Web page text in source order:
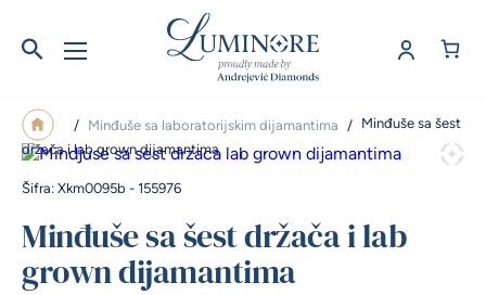
/ Minđuše sa laboratorijskim dijamantima / Minđuše sa šest
držača i lab grown dijamantima
Šifra: Xkm0095b - 155976
Minđuše sa šest držača i lab
grown dijamantima